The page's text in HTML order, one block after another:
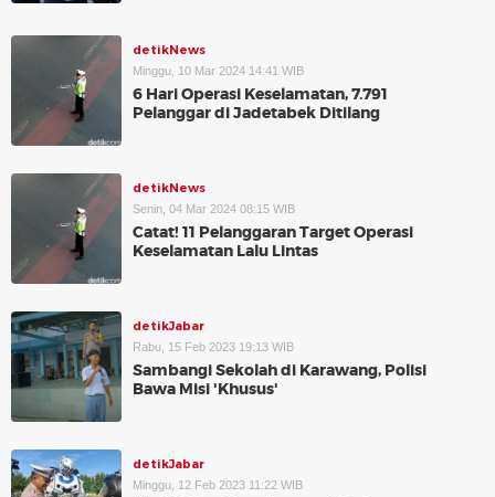
detikNews
Minggu, 10 Mar 2024 14:41 WIB
6 Hari Operasi Keselamatan, 7.791
Pelanggar di Jadetabek Ditilang
detikNews
Senin, 04 Mar 2024 08:15 WIB
Catat! 11 Pelanggaran Target Operasi
Keselamatan Lalu Lintas
detikJabar
Rabu, 15 Feb 2023 19:13 WIB
Sambangi Sekolah di Karawang, Polisi
Bawa Misi 'Khusus'
detikJabar
Minggu, 12 Feb 2023 11:22 WIB